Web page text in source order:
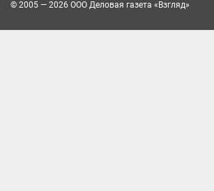
© 2005 — 2026 ООО Деловая газета «Взгляд»